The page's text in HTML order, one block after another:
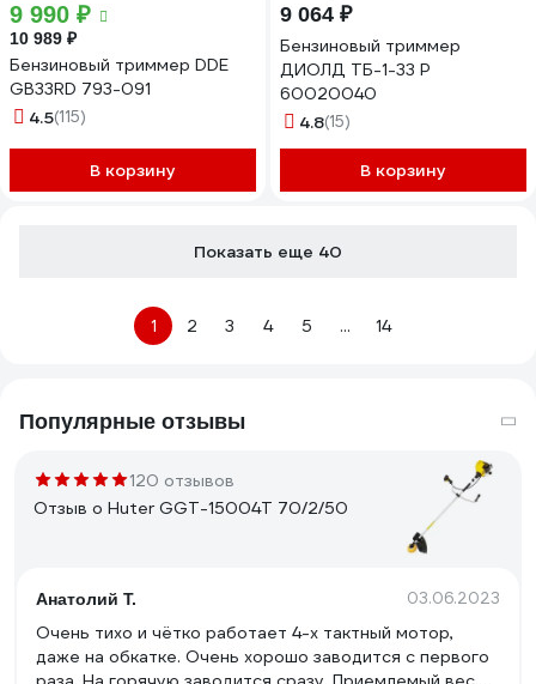
9 990 ₽
10 989 ₽
Бензиновый триммер DDE
GB33RD 793-091
4.5(115)
В корзину
9 064 ₽
Бензиновый триммер
ДИОЛД ТБ-1-33 Р
60020040
4.8(15)
В корзину
Показать еще 40
1 2 3 4 5 ... 14
Популярные отзывы
120 отзывов
Отзыв о Huter GGT-15004Т 70/2/50
Анатолий Т. 03.06.2023
Очень тихо и чётко работает 4-х тактный мотор,
даже на обкатке. Очень хорошо заводится с первого